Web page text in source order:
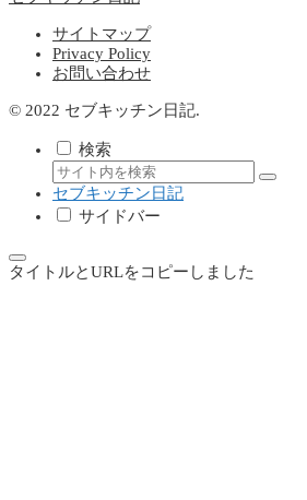
サイトマップ
Privacy Policy
お問い合わせ
© 2022 セブキッチン日記.
検索
セブキッチン日記
サイドバー
タイトルとURLをコピーしました